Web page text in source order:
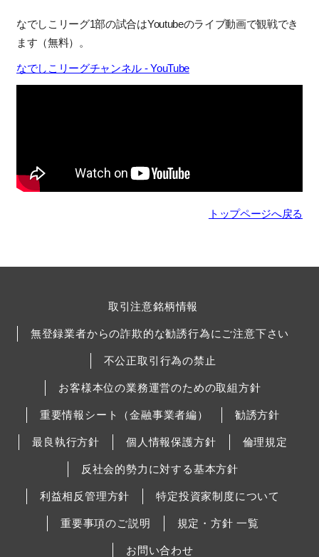
なでしこリーグ1部の試合はYoutubeのライブ動画で観戦でき
ます（無料）。
なでしこリーグチャンネル - YouTube
トップページへ戻る
取引注意銘柄情報
無登録業者からの詐欺的な勧誘行為にご注意下さい
不公正取引行為の禁止
お客様本位の業務運営のための取組方針
重要情報シート（金融事業者編） 勧誘方針
最良執行方針 個人情報保護方針 倫理規定
反社会的勢力に対する基本方針
利益相反管理方針 特定投資家制度について
重要事項のご説明 規定・方針 一覧
お問い合わせ